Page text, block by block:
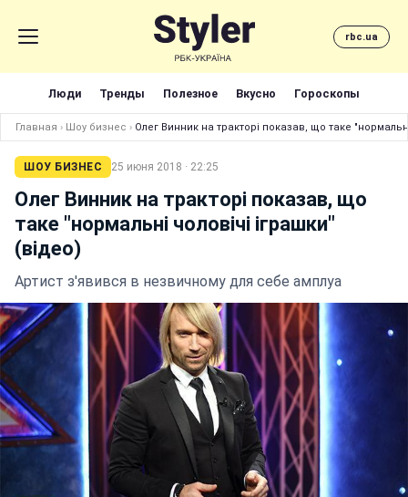
rbc.ua
Люди Тренды Полезное Вкусно Гороскопы
Главная › Шоу бизнес › Олег Винник на тракторі показав, що таке
ШОУ БИЗНЕС 25 июня 2018 · 22:25
Олег Винник на тракторі показав, що
таке "нормальні чоловічі іграшки"
(відео)
Артист з'явився в незвичному для себе амплуа